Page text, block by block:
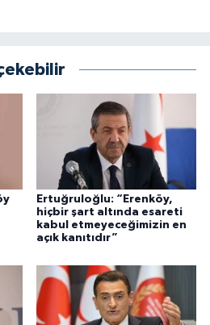
Ertuğruloğlu: “Erenköy,
hiçbir şart altında esareti
kabul etmeyeceğimizin en
açık kanıtıdır”